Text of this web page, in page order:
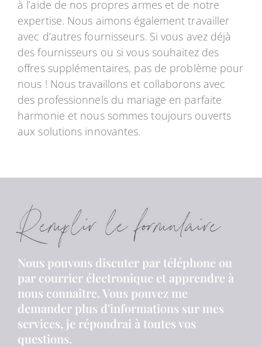
à l’aide de nos propres armes et de notre
expertise. Nous aimons également travailler
avec d’autres fournisseurs. Si vous avez déjà
des fournisseurs ou si vous souhaitez des
offres supplémentaires, pas de problème pour
nous ! Nous travaillons et collaborons avec
des professionnels du mariage en parfaite
harmonie et nous sommes toujours ouverts
aux solutions innovantes.
Remplir le formulaire
Nous pouvons discuter par téléphone ou
par courrier électronique et apprendre à
nous connaître. Vous pouvez me
demander plus d'informations sur mes
services, je répondrai à toutes vos
questions.